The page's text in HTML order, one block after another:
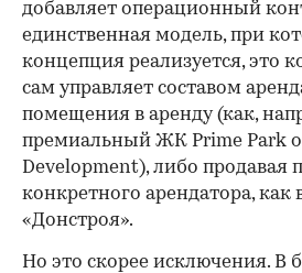
добавляет операционный
единственная модель, при
концепция реализуется, это
сам управляет составом
помещения в аренду (как,
премиальный ЖК Prime Park
Development), либо продавая
конкретного арендатора, как
«Донстроя».
Но это скорее исключения. В